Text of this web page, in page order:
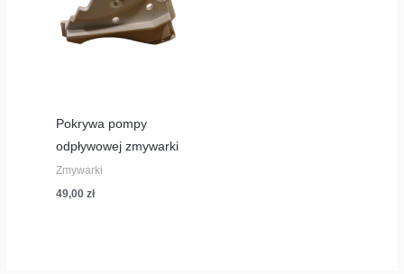
Pokrywa pompy
odpływowej zmywarki
Zmywarki
49,00zł